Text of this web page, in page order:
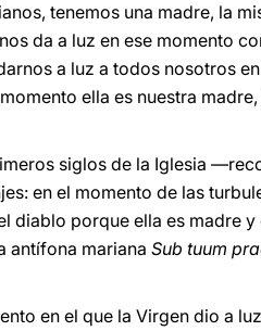
tenemos una madre, la
da a luz en ese momento
a luz a todos nosotros
ella es nuestra
siglos de la Iglesia
en el momento de las
diablo porque ella es madre
antífona mariana Sub tuum
en el que la Virgen dio a